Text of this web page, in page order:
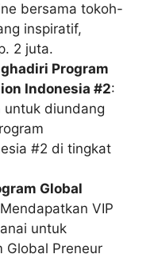
bersama tokoh-
inspiratif,
2 juta.
Program
Indonesia #2:
diundang
#2 di tingkat
Global
VIP
untuk
Global Preneur